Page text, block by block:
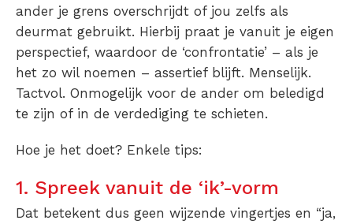
ander je grens overschrijdt of jou zelfs als
deurmat gebruikt. Hierbij praat je vanuit je eigen
perspectief, waardoor de ‘confrontatie’ – als je
het zo wil noemen – assertief blijft. Menselijk.
Tactvol. Onmogelijk voor de ander om beledigd
te zijn of in de verdediging te schieten.
Hoe je het doet? Enkele tips:
1. Spreek vanuit de ‘ik’-vorm
Dat betekent dus geen wijzende vingertjes en “ja,